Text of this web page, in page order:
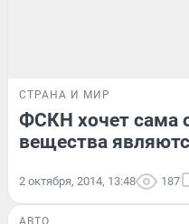
СТРАНА И МИР
ФСКН хочет сама
вещества
2 октября, 2014, 13:48 187
АВТО